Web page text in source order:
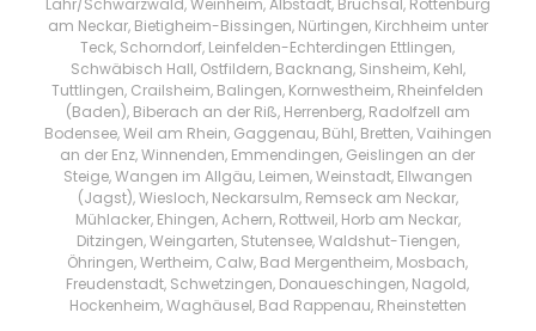
Lahr/Schwarzwald, Weinheim, Albstadt, Bruchsal, Rottenburg
am Neckar, Bietigheim-Bissingen, Nürtingen, Kirchheim unter
Teck, Schorndorf, Leinfelden-Echterdingen Ettlingen,
Schwäbisch Hall, Ostfildern, Backnang, Sinsheim, Kehl,
Tuttlingen, Crailsheim, Balingen, Kornwestheim, Rheinfelden
(Baden), Biberach an der Riß, Herrenberg, Radolfzell am
Bodensee, Weil am Rhein, Gaggenau, Bühl, Bretten, Vaihingen
an der Enz, Winnenden, Emmendingen, Geislingen an der
Steige, Wangen im Allgäu, Leimen, Weinstadt, Ellwangen
(Jagst), Wiesloch, Neckarsulm, Remseck am Neckar,
Mühlacker, Ehingen, Achern, Rottweil, Horb am Neckar,
Ditzingen, Weingarten, Stutensee, Waldshut-Tiengen,
Öhringen, Wertheim, Calw, Bad Mergentheim, Mosbach,
Freudenstadt, Schwetzingen, Donaueschingen, Nagold,
Hockenheim, Waghäusel, Bad Rappenau, Rheinstetten